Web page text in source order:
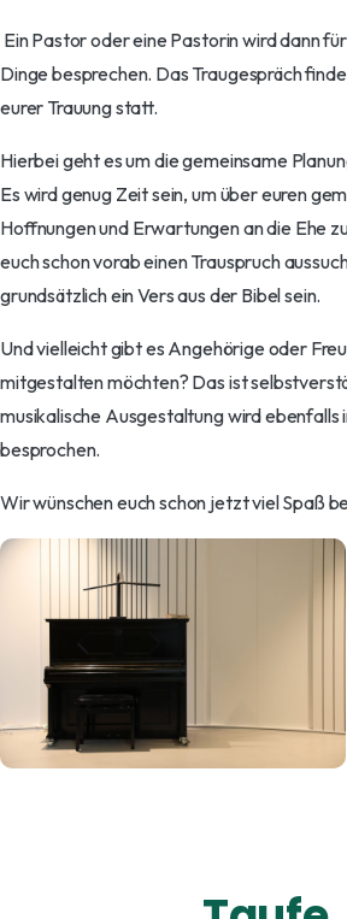
Ein Pastor oder eine Pastorin wird dann
Dinge besprechen. Das Traugespräch
eurer Trauung statt.
Hierbei geht es um die gemeinsame
Es wird genug Zeit sein, um über euren
Hoffnungen und Erwartungen an die Ehe
euch schon vorab einen Trauspruch
grundsätzlich ein Vers aus der Bibel sein.
Und vielleicht gibt es Angehörige oder
mitgestalten möchten? Das ist
musikalische Ausgestaltung wird ebenfalls
besprochen.
Wir wünschen euch schon jetzt viel Spaß